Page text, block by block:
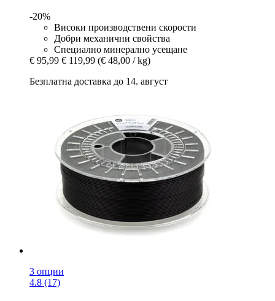
-20%
Високи производствени скорости
Добри механични свойства
Специално минерално усещане
€ 95,99 € 119,99 (€ 48,00 / kg)
Безплатна доставка до 14. август
3 опции
4.8 (17)